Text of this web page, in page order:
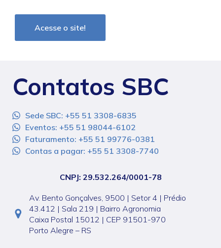
Acesse o site!
Contatos SBC
Sede SBC: +55 51 3308-6835
Eventos: +55 51 98044-6102
Faturamento: +55 51 99776-0381
Contas a pagar: +55 51 3308-7740
CNPJ: 29.532.264/0001-78
Av. Bento Gonçalves, 9500 | Setor 4 | Prédio
43.412 | Sala 219 | Bairro Agronomia
Caixa Postal 15012 | CEP 91501-970
Porto Alegre – RS